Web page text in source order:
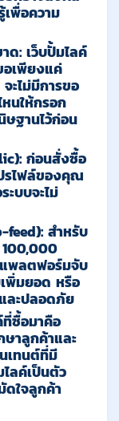
พื่อความ
ด: เว็บปั้มไลค์
อเพียงแค่
จะไม่มีการขอ
นให้กรอก
ฐานไว้ก่อน
ก่อนสั่งซื้อ
รไฟล์ของคุณ
ะบบจะไม่
feed): สำหรับ
แพลตฟอร์มจับ
พิ่มยอด หรือ
ละปลอดภัย
ซื้อมาคือ
าลูกค้าและ
เทนต์ที่มี
ลค์เป็นตัว
ดใจลูกค้า